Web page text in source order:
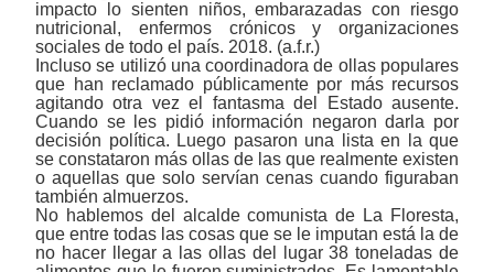
impacto lo sienten niños, embarazadas con riesgo
nutricional, enfermos crónicos y organizaciones
sociales de todo el país. 2018. (a.f.r.)
Incluso se utilizó una coordinadora de ollas populares
que han reclamado públicamente por más recursos
agitando otra vez el fantasma del Estado ausente.
Cuando se les pidió información negaron darla por
decisión política. Luego pasaron una lista en la que
se constataron más ollas de las que realmente existen
o aquellas que solo servían cenas cuando figuraban
también almuerzos.
No hablemos del alcalde comunista de La Floresta,
que entre todas las cosas que se le imputan está la de
no hacer llegar a las ollas del lugar 38 toneladas de